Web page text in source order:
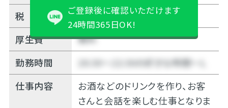
税
20%
厚生費
無料
勤務時間
20:30～22:30の好きな時間～Ｌ
仕事内容
お酒などのドリンクを作り、お客
さんと会話を楽しむ仕事となりま
ご登録後に確認いただけます
24時間365日OK!